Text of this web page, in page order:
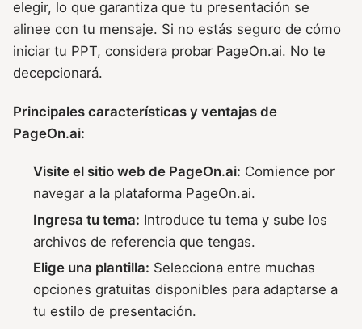
elegir, lo que garantiza que tu presentación se
alinee con tu mensaje. Si no estás seguro de cómo
iniciar tu PPT, considera probar PageOn.ai. No te
decepcionará.
Principales características y ventajas de
PageOn.ai:
Visite el sitio web de PageOn.ai: Comience por
navegar a la plataforma PageOn.ai.
Ingresa tu tema: Introduce tu tema y sube los
archivos de referencia que tengas.
Elige una plantilla: Selecciona entre muchas
opciones gratuitas disponibles para adaptarse a
tu estilo de presentación.